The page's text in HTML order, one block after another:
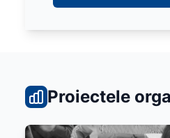
Proiectele